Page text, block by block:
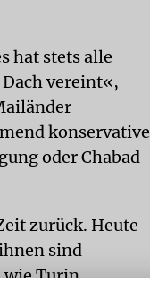
hat stets alle
vereint«,
konservative
oder Chabad
zurück. Heute
sind
wie Turin,